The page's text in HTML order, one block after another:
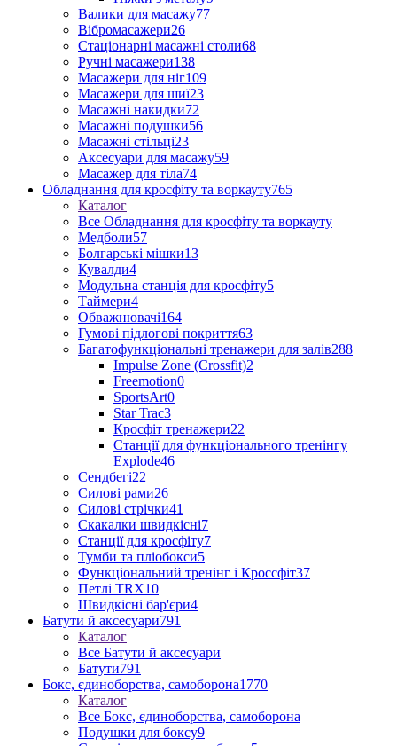
Валики для масажу77
Вібромасажери26
Стаціонарні масажні столи68
Ручні масажери138
Масажери для ніг109
Масажери для шиї23
Масажні накидки72
Масажні подушки56
Масажні стільці23
Аксесуари для масажу59
Масажер для тіла74
Обладнання для кросфіту та воркауту765
Каталог
Все Обладнання для кросфіту та воркауту
Медболи57
Болгарські мішки13
Кувалди4
Модульна станція для кросфіту5
Таймери4
Обважнювачі164
Гумові підлогові покриття63
Багатофункціональні тренажери для залів288
Impulse Zone (Crossfit)2
Freemotion0
SportsArt0
Star Trac3
Кросфіт тренажери22
Станції для функціонального тренінгу
Explode46
Сендбегі22
Силові рами26
Силові стрічки41
Скакалки швидкісні7
Станції для кросфіту7
Тумби та пліобокси5
Функціональний тренінг і Кроссфіт37
Петлі TRX10
Швидкісні бар'єри4
Батути й аксесуари791
Каталог
Все Батути й аксесуари
Батути791
Бокс, єдиноборства, самоборона1770
Каталог
Все Бокс, єдиноборства, самоборона
Подушки для боксу9